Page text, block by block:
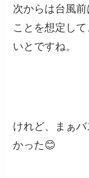
次からは台風
ことを想定し
いとですね。
けれど、まぁ
かった😊